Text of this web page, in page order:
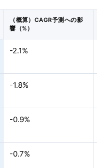
（概算）CAGR予測への影
響（%）
-2.1%
-1.8%
-0.9%
-0.7%